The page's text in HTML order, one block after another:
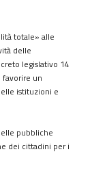
totale» alle
delle
legislativo 14
un
istituzioni e
pubbliche
dei cittadini per i